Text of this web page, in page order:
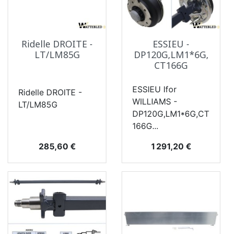
Ridelle DROITE -
LT/LM85G
Ridelle DROITE -
LT/LM85G
Prix
285,60 €
ESSIEU -
DP120G,LM1*6G,
CT166G
ESSIEU Ifor
WILLIAMS -
DP120G,LM1*6G,CT
166G...
Prix
1 291,20 €